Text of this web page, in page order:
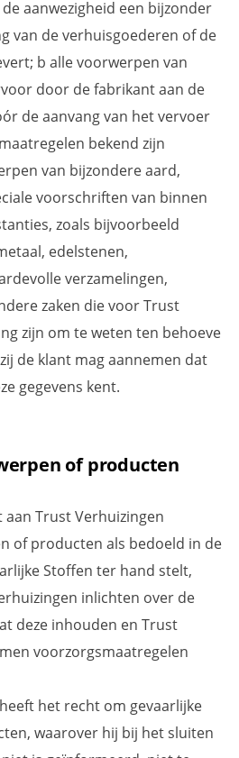
aanwezigheid een bijzonder
van de verhuisgoederen of de
b alle voorwerpen van
door de fabrikant aan de
de aanvang van het vervoer
bekend zijn
van bijzondere aard,
voorschriften van binnen
zoals bijvoorbeeld
edelstenen,
verzamelingen,
zaken die voor Trust
zijn om te weten ten behoeve
de klant mag aannemen dat
gegevens kent.
of producten
aan Trust Verhuizingen
of producten als bedoeld in de
Stoffen ter hand stelt,
inlichten over de
deze inhouden en Trust
voorzorgsmaatregelen
het recht om gevaarlijke
waarover hij bij het sluiten